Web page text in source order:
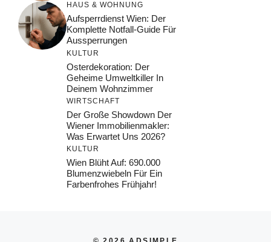
HAUS & WOHNUNG
Aufsperrdienst Wien: Der
Komplette Notfall-Guide Für
Aussperrungen
KULTUR
Osterdekoration: Der
Geheime Umweltkiller In
Deinem Wohnzimmer
WIRTSCHAFT
Der Große Showdown Der
Wiener Immobilienmakler:
Was Erwartet Uns 2026?
KULTUR
Wien Blüht Auf: 690.000
Blumenzwiebeln Für Ein
Farbenfrohes Frühjahr!